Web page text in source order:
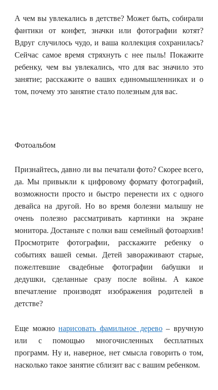
А чем вы увлекались в детстве? Может быть, собирали
фантики от конфет, значки или фотографии котят?
Вдруг случилось чудо, и ваша коллекция сохранилась?
Сейчас самое время стряхнуть с нее пыль! Покажите
ребенку, чем вы увлекались, что для вас значило это
занятие; расскажите о ваших единомышленниках и о
том, почему это занятие стало полезным для вас.
Фотоальбом
Признайтесь, давно ли вы печатали фото? Скорее всего,
да. Мы привыкли к цифровому формату фотографий,
возможности просто и быстро перенести их с одного
девайса на другой. Но во время болезни малышу не
очень полезно рассматривать картинки на экране
монитора. Достаньте с полки ваш семейный фотоархив!
Просмотрите фотографии, расскажите ребенку о
событиях вашей семьи. Детей завораживают старые,
пожелтевшие свадебные фотографии бабушки и
дедушки, сделанные сразу после войны. А какое
впечатление производят изображения родителей в
детстве?
Еще можнонарисовать фамильное дерево– вручную
или с помощью многочисленных бесплатных
программ. Ну и, наверное, нет смысла говорить о том,
насколько такое занятие сблизит вас с вашим ребенком.